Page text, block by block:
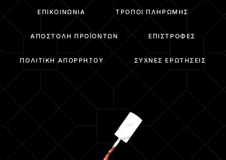
ΕΠΙΚΟΙΝΩΝΊΑ ΤΡΌΠΟΙ ΠΛΗΡΩΜΉΣ
ΑΠΟΣΤΟΛΉ ΠΡΟΪΌΝΤΩΝ ΕΠΙΣΤΡΟΦΈΣ
ΠΟΛΙΤΙΚΉ ΑΠΟΡΡΉΤΟΥ ΣΥΧΝΈΣ ΕΡΩΤΉΣΕΙΣ